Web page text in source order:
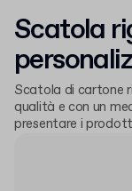
Scatola
Scatola di cartone
qualità e con un
presentare i